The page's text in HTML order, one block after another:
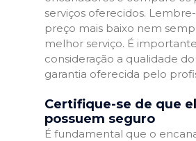
serviços oferecidos.
preço mais baixo nem
melhor serviço. É
consideração a qualidade
garantia oferecida pelo
Certifique-se de que
possuem seguro
É fundamental que o